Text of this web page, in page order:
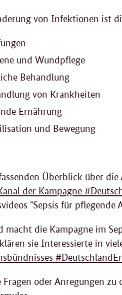
von Infektionen ist
und Wundpflege
Behandlung
von Krankheiten
Ernährung
und Bewegung
Überblick über
der Kampagne
"Sepsis für pflegende
macht die Kampagne im
sie Interessierte in
Fragen oder Anregungen